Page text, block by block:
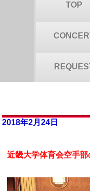
TOP
2018年2月24日
近畿大学体育会空手部